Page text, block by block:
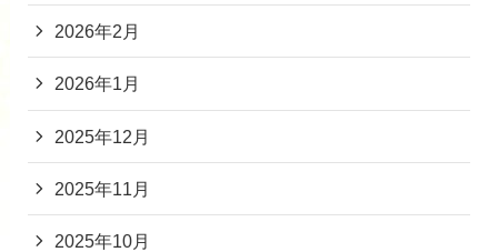
2026年2月
2026年1月
2025年12月
2025年11月
2025年10月